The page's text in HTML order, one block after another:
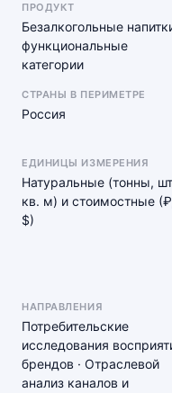
ПРОДУКТ
Безалкогольные
функциональные
категории
СТРАНЫ В ПЕРИМЕТРЕ
Россия
ЕДИНИЦЫ ИЗМЕРЕНИЯ
Натуральные (тонны,
кв. м) и стоимостные
$)
НАПРАВЛЕНИЯ
Потребительские
исследования
брендов · Отраслевой
анализ каналов и